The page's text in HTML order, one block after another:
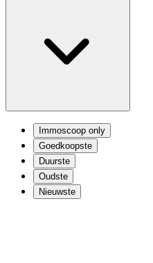
Immoscoop only
Goedkoopste
Duurste
Oudste
Nieuwste